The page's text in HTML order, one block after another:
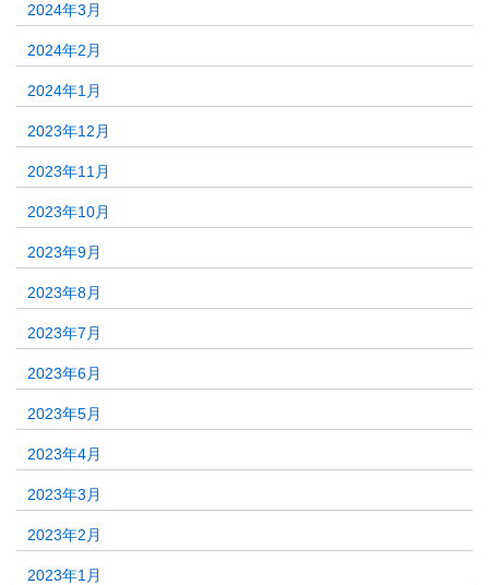
2024年3月
2024年2月
2024年1月
2023年12月
2023年11月
2023年10月
2023年9月
2023年8月
2023年7月
2023年6月
2023年5月
2023年4月
2023年3月
2023年2月
2023年1月